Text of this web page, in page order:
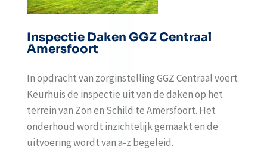
Inspectie Daken GGZ Centraal
Amersfoort
In opdracht van zorginstelling GGZ Centraal voert
Keurhuis de inspectie uit van de daken op het
terrein van Zon en Schild te Amersfoort. Het
onderhoud wordt inzichtelijk gemaakt en de
uitvoering wordt van a-z begeleid.